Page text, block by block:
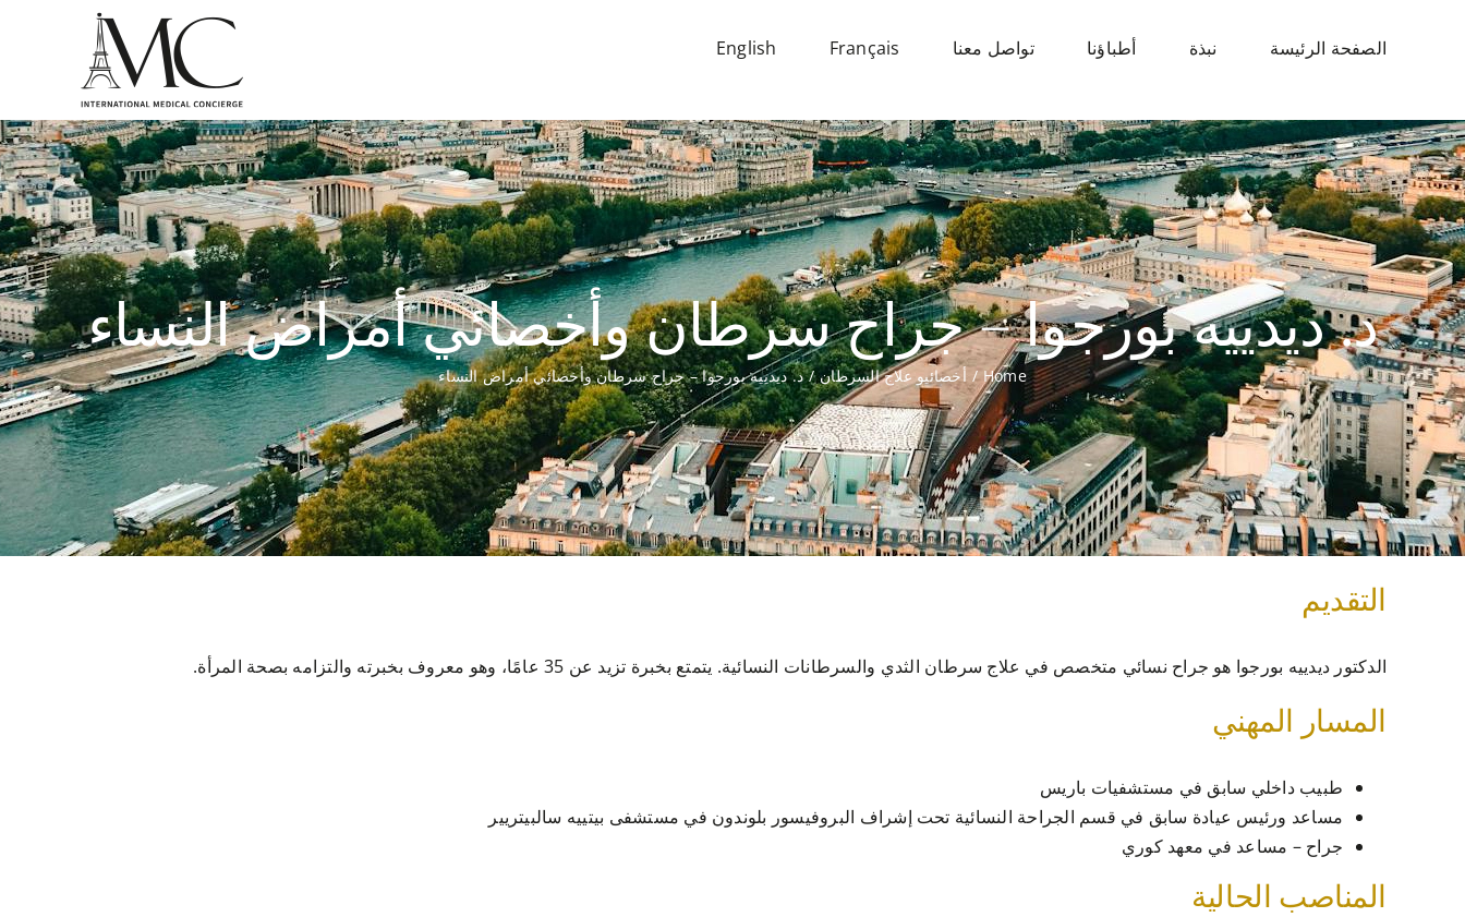
الصفحة الرئيسة نبذة أطباؤنا تواصل معنا Français
English
د. ديدييه بورجوا – جراح سرطان وأخصائي أمراض النساء
Home أخصائيو علاج السرطان د. ديدييه بورجوا – جراح سرطان وأخصائي أمراض النساء
التقديم
الدكتور ديدييه بورجوا هو جراح نسائي متخصص في علاج سرطان الثدي والسرطانات النسائية. يتمتع بخبرة تزيد عن 35 عامًا، وهو معروف بخبرته والتزامه بصحة المرأة.
المسار المهني
طبيب داخلي سابق في مستشفيات باريس
مساعد ورئيس عيادة سابق في قسم الجراحة النسائية تحت إشراف البروفيسور بلوندون في مستشفى بيتييه سالبيتريير
جراح – مساعد في معهد كوري
المناصب الحالية